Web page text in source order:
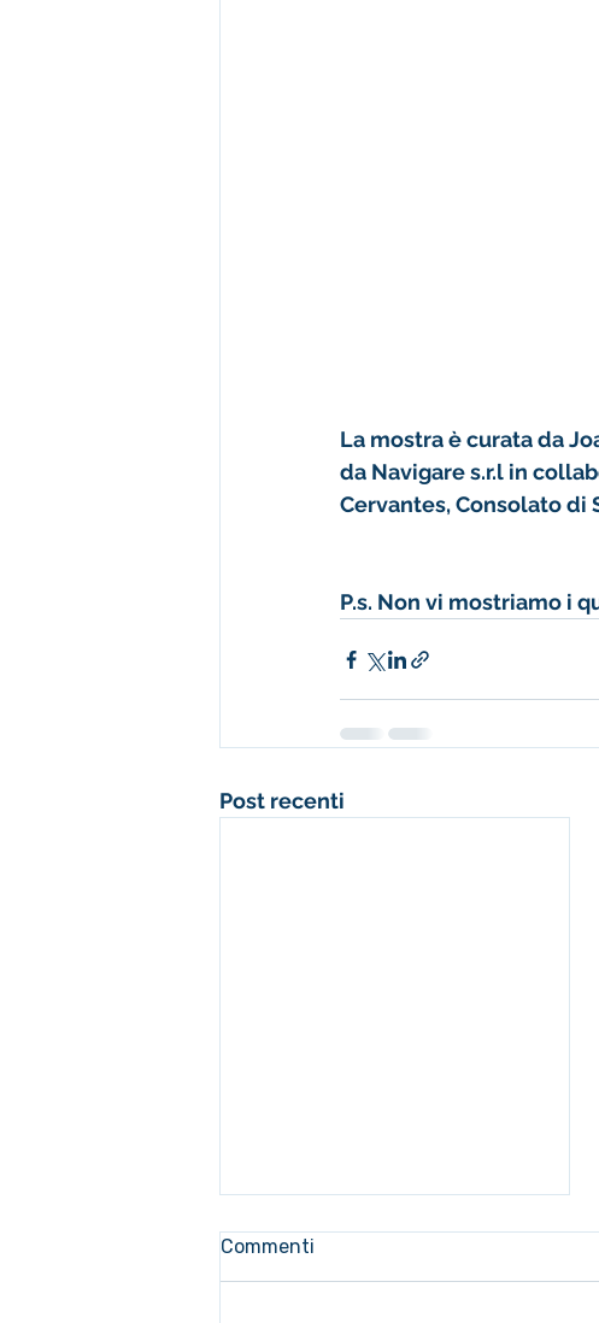
La mostra è curata da
da Navigare s.r.l in
Cervantes, Consolato di
P.s. Non vi mostriamo i
Post recenti
Commenti